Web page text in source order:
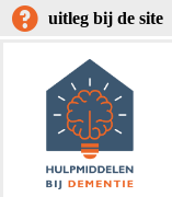
uitleg bij de site